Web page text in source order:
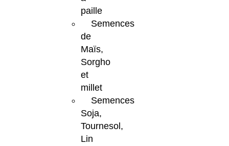
paille
Semences
de
Maïs,
Sorgho
et
millet
Semences
Soja,
Tournesol,
Lin